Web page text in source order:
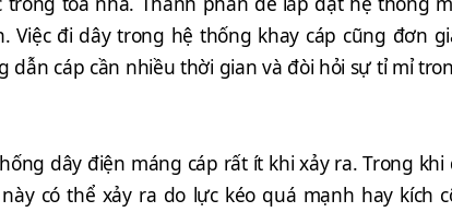
đi dây trong hệ thống khay cáp cũng đơn
cáp cần nhiều thời gian và đòi hỏi sự tỉ mỉ
dây điện máng cáp rất ít khi xảy ra. Trong
có thể xảy ra do lực kéo quá mạnh hay kích